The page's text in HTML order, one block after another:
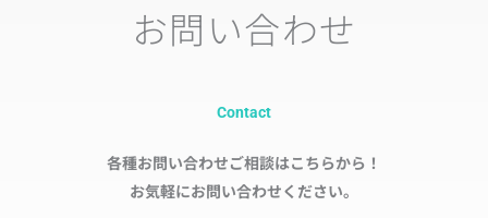
お問い合わせ
Contact
各種お問い合わせご相談はこちらから！
お気軽にお問い合わせください。